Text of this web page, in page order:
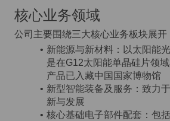
核心业务领域
公司主要围绕三大核心业务板块展开
新能源与新材料：以太阳能
是在G12太阳能单晶硅片领
产品已入藏中国国家博物馆
新型智能装备及服务：致力
新与发展
核心基础电子部件配套：包